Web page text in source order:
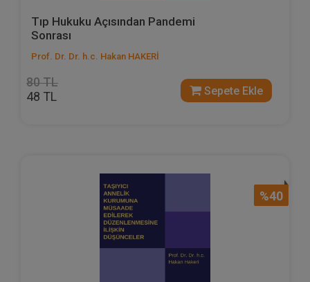
Tıp Hukuku Açısından Pandemi
Sonrası
Prof. Dr. Dr. h.c. Hakan HAKERİ
80 TL
48 TL Sepete Ekle
%40